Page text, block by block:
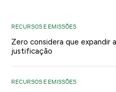
RECURSOS E EMISSÕES
Zero considera que expandir
justificação
RECURSOS E EMISSÕES